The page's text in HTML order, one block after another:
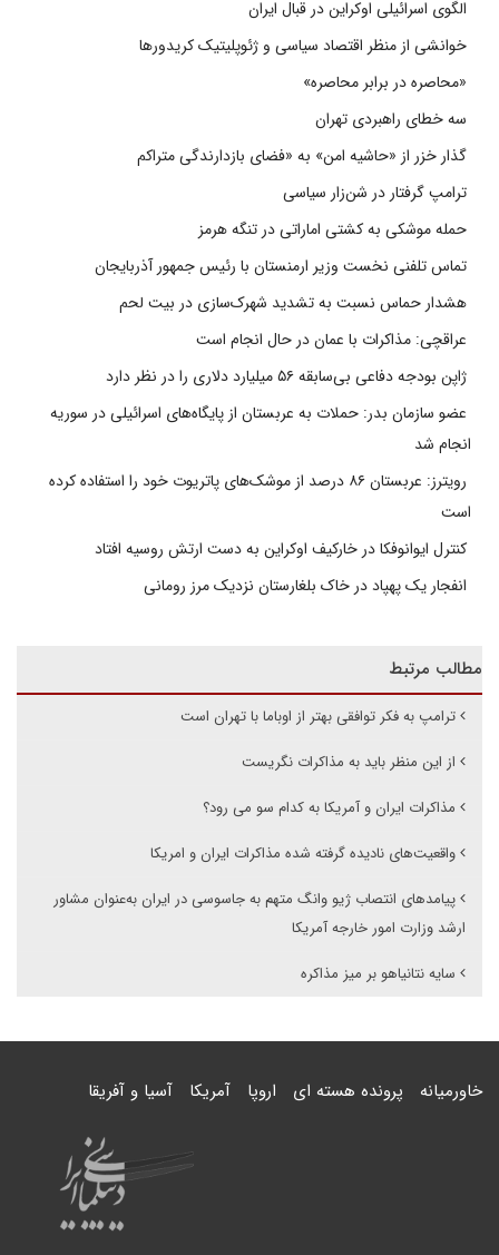
الگوی اسرائیلی اوکراین در قبال ایران
خوانشی از منظر اقتصاد سیاسی و ژئوپلیتیک کریدورها
«محاصره در برابر محاصره»
سه خطای راهبردی تهران
گذار خزر از «حاشیه امن» به «فضای بازدارندگی متراکم
ترامپ گرفتار در شن‌زار سیاسی
حمله موشکی به کشتی اماراتی در تنگه هرمز
تماس تلفنی نخست وزیر ارمنستان با رئیس جمهور آذربایجان
هشدار حماس نسبت به تشدید شهرک‌سازی در بیت‌ لحم
عراقچی: مذاکرات با عمان در حال انجام است
ژاپن بودجه دفاعی بی‌سابقه ۵۶ میلیارد دلاری را در نظر دارد
عضو سازمان بدر: حملات به عربستان از پایگاه‌های اسرائیلی در سوریه
انجام شد
رویترز: عربستان ۸۶ درصد از موشک‌های پاتریوت خود را استفاده کرده
است
کنترل ایوانوفکا در خارکیف اوکراین به دست ارتش روسیه افتاد
انفجار یک پهپاد در خاک بلغارستان نزدیک مرز رومانی
مطالب مرتبط
ترامپ به فکر توافقی بهتر از اوباما با تهران است
از این منظر باید به مذاکرات نگریست
مذاکرات ایران و آمریکا به کدام سو می رود؟
واقعیت‌های نادیده گرفته شده مذاکرات ایران و امریکا
پیامدهای انتصاب ژیو وانگ متهم به جاسوسی در ایران به‌عنوان مشاور
ارشد وزارت امور خارجه آمریکا
سایه نتانیاهو بر میز مذاکره
خاورمیانه پرونده هسته ای اروپا آمریکا آسیا و آفریقا